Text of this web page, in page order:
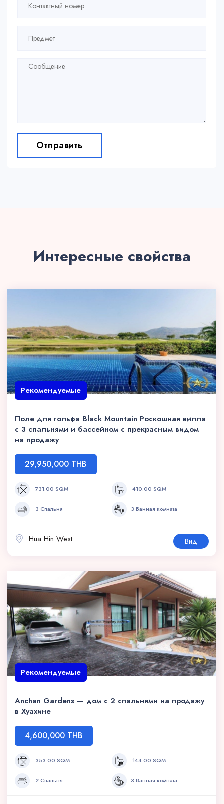
Отправить
Интересные свойства
Рекомендуемые
Поле для гольфа Black Mountain Роскошная вилла
с 3 спальнями и бассейном с прекрасным видом
на продажу
29,950,000 THB
731.00 SQM 410.00 SQM
3 Спальня 3 Ванная комната
Hua Hin West Вид
Рекомендуемые
Anchan Gardens — дом с 2 спальнями на продажу
в Хуахине
4,600,000 THB
353.00 SQM 144.00 SQM
2 Спальня 3 Ванная комната